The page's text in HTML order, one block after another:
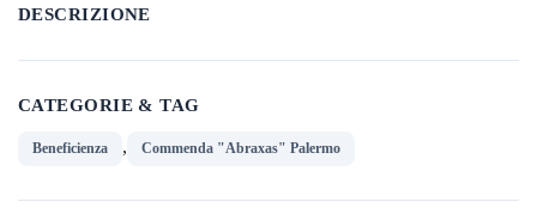
DESCRIZIONE
CATEGORIE & TAG
Beneficienza , Commenda "Abraxas" Palermo